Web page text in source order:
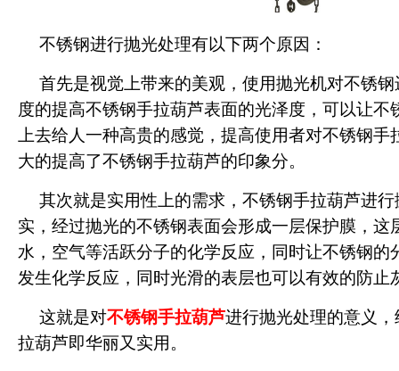
不锈钢进行抛光处理有以下两个原因：
首先是视觉上带来的美观，使用抛光机对不锈
度的提高不锈钢手拉葫芦表面的光泽度，可以让不
上去给人一种高贵的感觉，提高使用者对不锈钢
大的提高了不锈钢手拉葫芦的印象分。
其次就是实用性上的需求，不锈钢手拉葫芦进
实，经过抛光的不锈钢表面会形成一层保护膜，这
水，空气等活跃分子的化学反应，同时让不锈钢的
发生化学反应，同时光滑的表层也可以有效的防止
这就是对不锈钢手拉葫芦进行抛光处理的意义
拉葫芦即华丽又实用。